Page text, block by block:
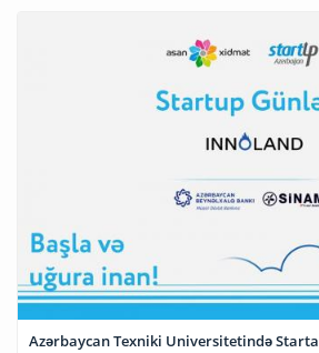
Azərbaycan Texniki Universitetində